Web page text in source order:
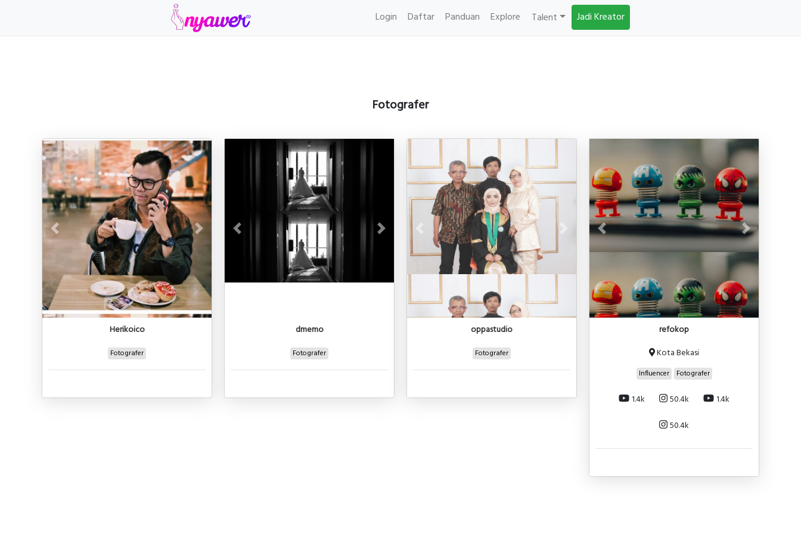
Login Daftar Panduan Explore Talent Jadi Kreator
Fotografer
Herikoico
Fotografer
dmemo
Fotografer
oppastudio
Fotografer
refokop
Kota Bekasi
Influencer Fotografer
1.4k 50.4k
1.4k
50.4k